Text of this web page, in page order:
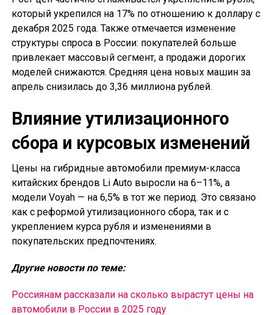
который укрепился на 17% по отношению к доллару с
декабря 2025 года. Также отмечается изменение
структуры спроса в России: покупателей больше
привлекает массовый сегмент, а продажи дорогих
моделей снижаются. Средняя цена новых машин за
апрель снизилась до 3,36 миллиона рублей.
Влияние утилизационного
сбора и курсовых изменений
Цены на гибридные автомобили премиум-класса
китайских брендов Li Auto выросли на 6–11%, а
модели Voyah — на 6,5% в тот же период. Это связано
как с реформой утилизационного сбора, так и с
укреплением курса рубля и изменениями в
покупательских предпочтениях.
Другие новости по теме:
Россиянам рассказали на сколько вырастут цены на
автомобили в России в 2025 году